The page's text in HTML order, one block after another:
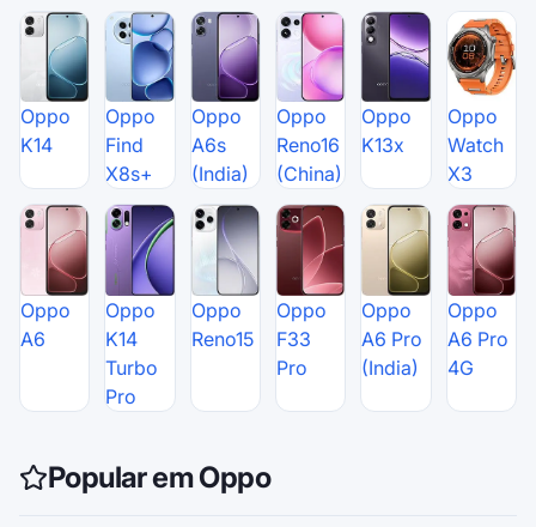
Oppo
K14
Oppo
Find
X8s+
Oppo
A6s
(India)
Oppo
Reno16
(China)
Oppo
K13x
Oppo
Watch
X3
Oppo
A6
Oppo
K14
Turbo
Pro
Oppo
Reno15
Oppo
F33
Pro
Oppo
A6 Pro
(India)
Oppo
A6 Pro
4G
Popular em Oppo